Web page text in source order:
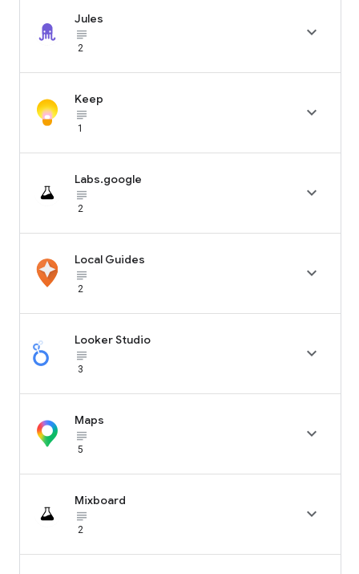
Jules
subject_black
2

Keep
subject_black
1

Labs.google
subject_black
2

Local Guides
subject_black
2

Looker Studio
subject_black
3

Maps
subject_black
5

Mixboard
subject_black
2
